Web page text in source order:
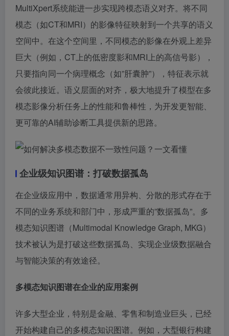
MultiXpert系统能进一步实现跨模态语义对齐。将不同
模态（如CT和MRI）的影像特征映射到一个共享的语义
空间中。在这个空间里，不同模态的影像在外观上差异
巨大（例如，CT上的低密度影和MRI上的高信号影），
只要指向同一个病理概念（如”肝囊肿”），特征表示就
会彼此接近。语义层面的对齐，极大地提升了模型在多
模态影像分析任务上的性能和鲁棒性，为开发更智能、
更可靠的AI辅助诊断工具提供新的思路。
企业级知识图谱：打破数据孤岛
在企业级应用中，数据通常用异构、分散的形式存在于
不同的业务系统和部门中，形成严重的”数据孤岛”。多
模态知识图谱（Multimodal Knowledge Graph, MKG）
技术被认为是打破这些数据孤岛、实现企业级数据融合
与智能决策的有效途径。
多模态知识图谱在企业的应用案例
许多大型企业，特别是金融、零售和制造业巨头，已经
开始构建自己的多模态知识图谱。例如，大型银行构建